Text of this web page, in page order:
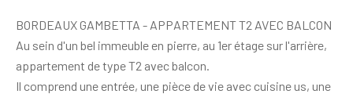
BORDEAUX GAMBETTA - APPARTEMENT T2 AVEC BALCON
Au sein d'un bel immeuble en pierre, au 1er étage sur l'arrière,
appartement de type T2 avec balcon.
Il comprend une entrée, une pièce de vie avec cuisine us, une